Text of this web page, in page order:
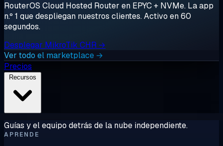
RouterOS Cloud Hosted Router en EPYC + NVMe. La app
n.º 1 que despliegan nuestros clientes. Activo en 60
segundos.
Desplegar MikroTik CHR →
Ver todo el marketplace →
Precios
Guías y el equipo detrás de la nube independiente.
APRENDE